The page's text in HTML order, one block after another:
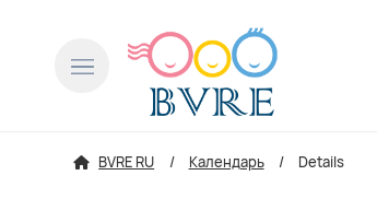
BVRE RU Календарь Details